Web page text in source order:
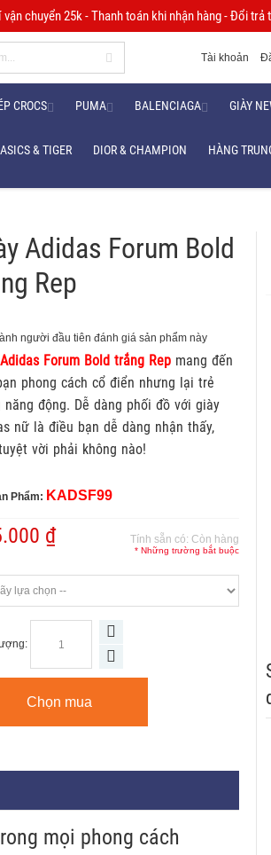
chuyển 25k - Thanh toán khi nhận hàng - Đổi trả
Tài khoản
CROCS PUMA BALENCIAGA GIÀY
& TIGER DIOR & CHAMPION HÀNG
Adidas Forum Bold
Rep
người đầu tiên đánh giá sản phẩm này
Forum Bold trắng Rep mang đến
phong cách cổ điển nhưng lại trẻ
năng động. Dễ dàng phối đồ với giày
nữ là điều bạn dễ dàng nhận thấy,
vời phải không nào!
Phẩm: KADSF99
Tính sẵn có: Còn hàng
₫
* Những trường bắt buộc
Chọn mua
mọi phong cách